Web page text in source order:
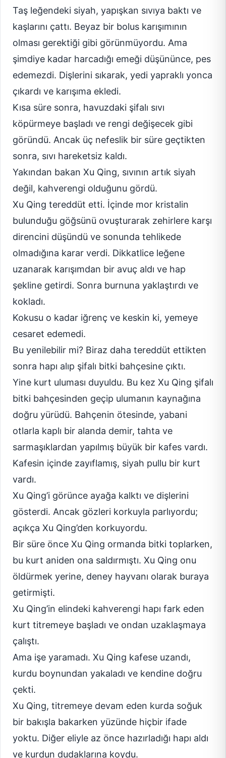
Taş leğendeki siyah, yapışkan sıvıya baktı ve
kaşlarını çattı. Beyaz bir bolus karışımının
olması gerektiği gibi görünmüyordu. Ama
şimdiye kadar harcadığı emeği düşününce, pes
edemezdi. Dişlerini sıkarak, yedi yapraklı yonca
çıkardı ve karışıma ekledi.
Kısa süre sonra, havuzdaki şifalı sıvı
köpürmeye başladı ve rengi değişecek gibi
göründü. Ancak üç nefeslik bir süre geçtikten
sonra, sıvı hareketsiz kaldı.
Yakından bakan Xu Qing, sıvının artık siyah
değil, kahverengi olduğunu gördü.
Xu Qing tereddüt etti. İçinde mor kristalin
bulunduğu göğsünü ovuşturarak zehirlere karşı
direncini düşündü ve sonunda tehlikede
olmadığına karar verdi. Dikkatlice leğene
uzanarak karışımdan bir avuç aldı ve hap
şekline getirdi. Sonra burnuna yaklaştırdı ve
kokladı.
Kokusu o kadar iğrenç ve keskin ki, yemeye
cesaret edemedi.
Bu yenilebilir mi? Biraz daha tereddüt ettikten
sonra hapı alıp şifalı bitki bahçesine çıktı.
Yine kurt uluması duyuldu. Bu kez Xu Qing şifalı
bitki bahçesinden geçip ulumanın kaynağına
doğru yürüdü. Bahçenin ötesinde, yabani
otlarla kaplı bir alanda demir, tahta ve
sarmaşıklardan yapılmış büyük bir kafes vardı.
Kafesin içinde zayıflamış, siyah pullu bir kurt
vardı.
Xu Qing’i görünce ayağa kalktı ve dişlerini
gösterdi. Ancak gözleri korkuyla parlıyordu;
açıkça Xu Qing’den korkuyordu.
Bir süre önce Xu Qing ormanda bitki toplarken,
bu kurt aniden ona saldırmıştı. Xu Qing onu
öldürmek yerine, deney hayvanı olarak buraya
getirmişti.
Xu Qing’in elindeki kahverengi hapı fark eden
kurt titremeye başladı ve ondan uzaklaşmaya
çalıştı.
Ama işe yaramadı. Xu Qing kafese uzandı,
kurdu boynundan yakaladı ve kendine doğru
çekti.
Xu Qing, titremeye devam eden kurda soğuk
bir bakışla bakarken yüzünde hiçbir ifade
yoktu. Diğer eliyle az önce hazırladığı hapı aldı
ve kurdun dudaklarına koydu.